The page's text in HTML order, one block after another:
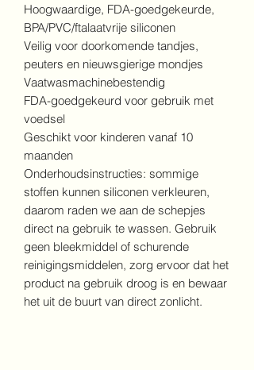
Hoogwaardige, FDA-goedgekeurde,
BPA/PVC/ftalaatvrije siliconen
Veilig voor doorkomende tandjes,
peuters en nieuwsgierige mondjes
Vaatwasmachinebestendig
FDA-goedgekeurd voor gebruik met
voedsel
Geschikt voor kinderen vanaf 10
maanden
Onderhoudsinstructies: sommige
stoffen kunnen siliconen verkleuren,
daarom raden we aan de schepjes
direct na gebruik te wassen. Gebruik
geen bleekmiddel of schurende
reinigingsmiddelen, zorg ervoor dat het
product na gebruik droog is en bewaar
het uit de buurt van direct zonlicht.